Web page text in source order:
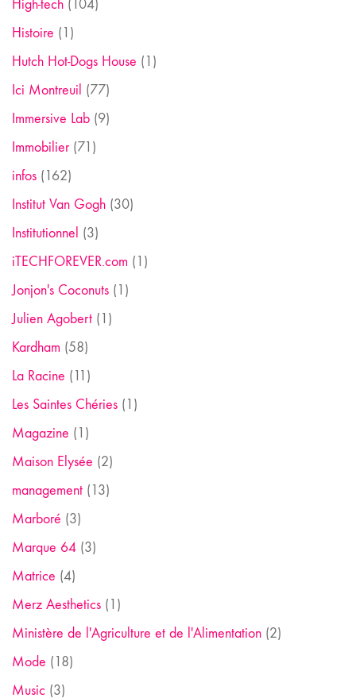
High-tech (104)
Histoire (1)
Hutch Hot-Dogs House (1)
Ici Montreuil (77)
Immersive Lab (9)
Immobilier(71)
infos (162)
Institut Van Gogh (30)
Institutionnel (3)
iTECHFOREVER.com (1)
Jonjon's Coconuts (1)
Julien Agobert (1)
Kardham (58)
La Racine (11)
Les Saintes Chéries (1)
Magazine (1)
Maison Elysée (2)
management (13)
Marboré (3)
Marque 64 (3)
Matrice (4)
Merz Aesthetics (1)
Ministère de l'Agriculture et de l'Alimentation (2)
Mode (18)
Music (3)